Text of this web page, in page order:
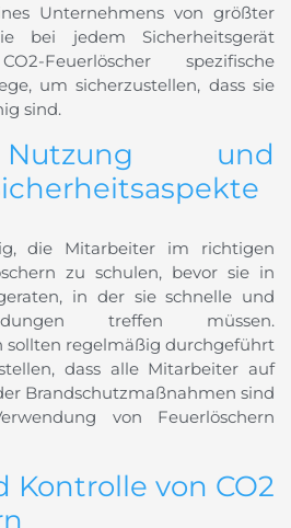
Unternehmens von größter
bei jedem Sicherheitsgerät
Feuerlöscher spezifische
um sicherzustellen, dass sie
sind.
und
die Mitarbeiter im richtigen
zu schulen, bevor sie in
in der sie schnelle und
treffen müssen.
sollten regelmäßig durchgeführt
dass alle Mitarbeiter auf
Brandschutzmaßnahmen sind
von Feuerlöschern
Kontrolle von CO2